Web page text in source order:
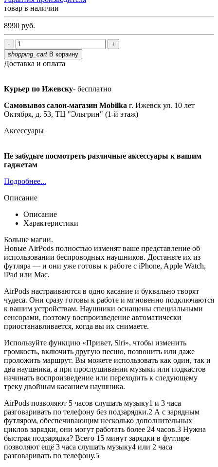
товар в наличии
8990 руб.
-
+
shopping_cart В корзину
Доставка и оплата
Курьер по Ижевску- бесплатно
Самовывоз салон-магазин Mobilka г. Ижевск ул. 10 лет
Октября, д. 53, ТЦ "Эльгрин" (1-й этаж)
Аксессуары
Не забудьте посмотреть различные аксессуары к вашим
гаджетам
Подробнее...
Описание
Описание
Характеристики
Больше магии.
Новые AirPods полностью изменят ваше представление об
использовании беспроводных наушников. Достаньте их из
футляра — и они уже готовы к работе с iPhone, Apple Watch,
iPad или Mac.
AirPods настраиваются в одно касание и буквально творят
чудеса. Они сразу готовы к работе и мгновенно подключаются
к вашим устройствам. Наушники оснащены специальными
сенсорами, поэтому воспроизведение автоматически
приостанавливается, когда вы их снимаете.
Используйте функцию «Привет, Siri», чтобы изменить
громкость, включить другую песню, позвонить или даже
проложить маршрут. Вы можете использовать как один, так и
два наушника, а при прослушивании музыки или подкастов
начинать воспроизведение или переходить к следующему
треку двойным касанием наушника.
AirPods позволяют 5 часов слушать музыку1 и 3 часа
разговаривать по телефону без подзарядки.2 А с зарядным
футляром, обеспечивающим несколько дополнительных
циклов зарядки, они могут работать более 24 часов.3 Нужна
быстрая подзарядка? Всего 15 минут зарядки в футляре
позволяют ещё 3 часа слушать музыку4 или 2 часа
разговаривать по телефону.5